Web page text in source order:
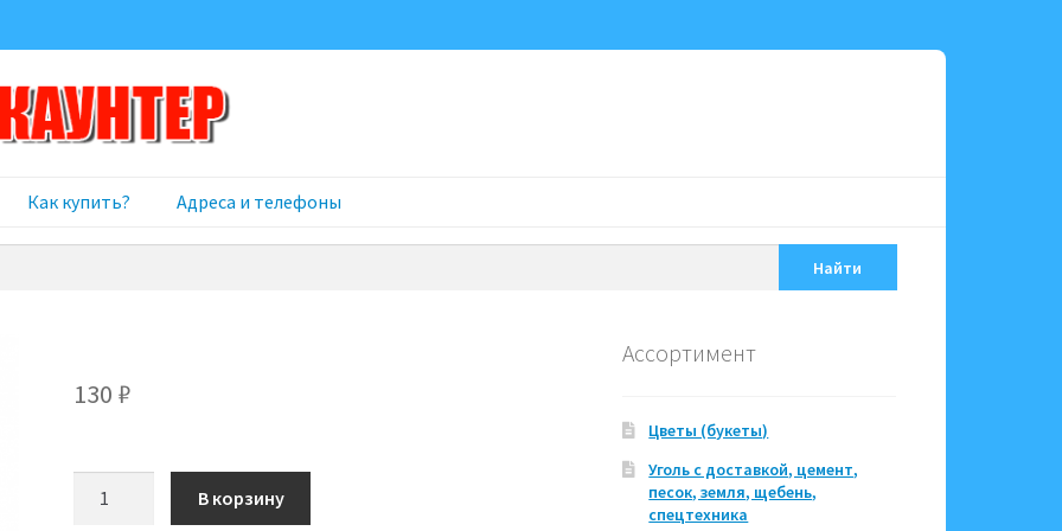
Как купить? Адреса и телефоны
Найти
130₽
В корзину
Ассортимент
Цветы (букеты)
Уголь с доставкой, цемент,
песок, земля, щебень,
спецтехника